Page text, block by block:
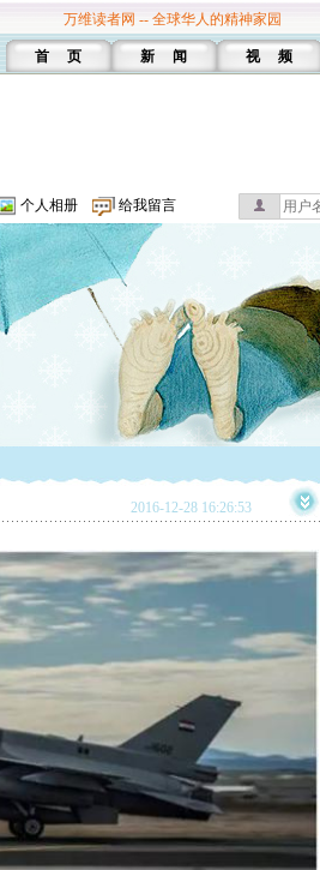
万维读者网 -- 全球华人的精神家园
首 页 新 闻 视 频
个人相册 给我留言
2016-12-28 16:26:53